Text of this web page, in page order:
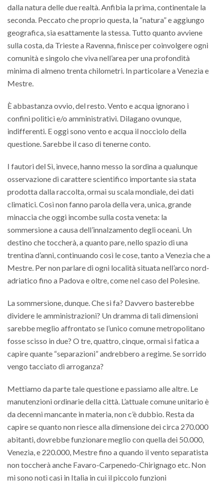
dalla natura delle due realtà. Anfibia la prima, continentale la
seconda. Peccato che proprio questa, la “natura” e aggiungo
geografica, sia esattamente la stessa. Tutto quanto avviene
sulla costa, da Trieste a Ravenna, finisce per coinvolgere ogni
comunità e singolo che viva nell’area per una profondità
minima di almeno trenta chilometri. In particolare a Venezia e
Mestre.
È abbastanza ovvio, del resto. Vento e acqua ignorano i
confini politici e/o amministrativi. Dilagano ovunque,
indifferenti. E oggi sono vento e acqua il nocciolo della
questione. Sarebbe il caso di tenerne conto.
I fautori del Sì, invece, hanno messo la sordina a qualunque
osservazione di carattere scientifico importante sia stata
prodotta dalla raccolta, ormai su scala mondiale, dei dati
climatici. Così non fanno parola della vera, unica, grande
minaccia che oggi incombe sulla costa veneta: la
sommersione a causa dell’innalzamento degli oceani. Un
destino che toccherà, a quanto pare, nello spazio di una
trentina d’anni, continuando così le cose, tanto a Venezia che a
Mestre. Per non parlare di ogni località situata nell’arco nord-
adriatico fino a Padova e oltre, come nel caso del Polesine.
La sommersione, dunque. Che si fa? Davvero basterebbe
dividere le amministrazioni? Un dramma di tali dimensioni
sarebbe meglio affrontato se l’unico comune metropolitano
fosse scisso in due? O tre, quattro, cinque, ormai si fatica a
capire quante “separazioni” andrebbero a regime. Se sorrido
vengo tacciato di arroganza?
Mettiamo da parte tale questione e passiamo alle altre. Le
manutenzioni ordinarie della città. L’attuale comune unitario è
da decenni mancante in materia, non c’è dubbio. Resta da
capire se quanto non riesce alla dimensione dei circa 270.000
abitanti, dovrebbe funzionare meglio con quella dei 50.000,
Venezia, e 220.000, Mestre fino a quando il vento separatista
non toccherà anche Favaro-Carpenedo-Chirignago etc. Non
mi sono noti casi in Italia in cui il piccolo funzioni